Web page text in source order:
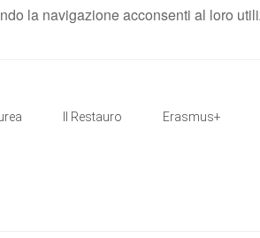
la navigazione acconsenti al loro
Il Restauro Erasmus+